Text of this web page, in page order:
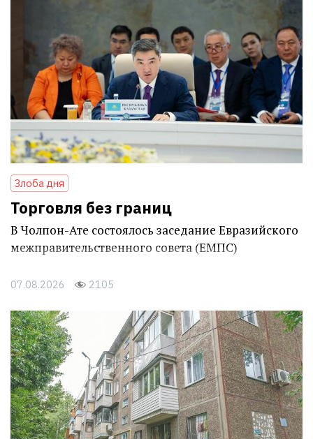
Злоба дня
Торговля без границ
В Чолпон-Ате состоялось заседание Евразийского
межправительственного совета (ЕМПС)
07.08.2026 2105